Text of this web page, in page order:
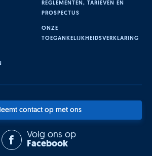
REGLEMENTEN, TARIEVEN EN
PROSPECTUS
ONZE
TOEGANKELIJKHEIDSVERKLARING
contact op met ons
Volg ons op
Facebook